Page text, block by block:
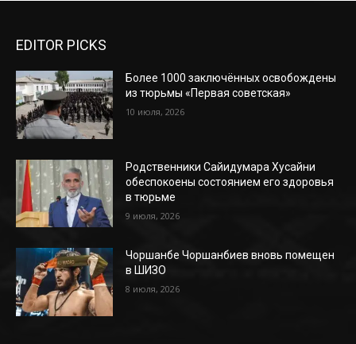
EDITOR PICKS
Более 1000 заключённых освобождены
из тюрьмы «Первая советская»
10 июля, 2026
Родственники Сайидумара Хусайни
обеспокоены состоянием его здоровья
в тюрьме
9 июля, 2026
Чоршанбе Чоршанбиев вновь помещен
в ШИЗО
8 июля, 2026